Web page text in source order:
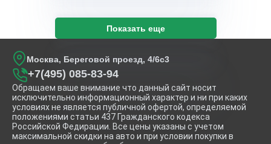
Показать еще
Москва, Береговой проезд, 4/6с3
+7(495) 085-83-94
Обращаем ваше внимание что данный сайт носит
исключительно информационный характер и ни при каких
условиях не является публичной офертой, определяемой
положениями статьи 437 Гражданского кодекса
Российской Федирации. Все цены указаны с учетом
максимальной скидки на авто и при условии покупки в